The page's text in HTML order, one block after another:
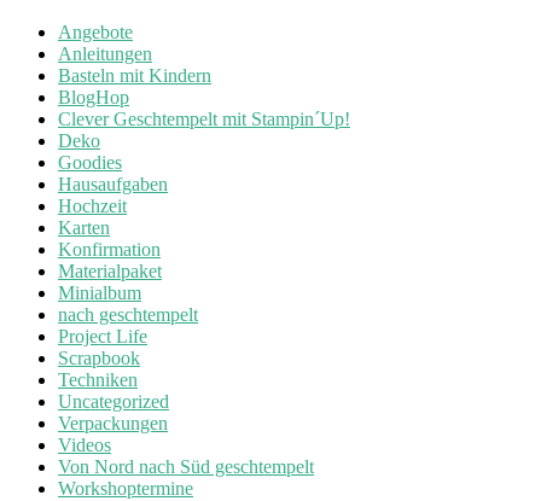
Angebote
Anleitungen
Basteln mit Kindern
BlogHop
Clever Geschtempelt mit Stampin´Up!
Deko
Goodies
Hausaufgaben
Hochzeit
Karten
Konfirmation
Materialpaket
Minialbum
nach geschtempelt
Project Life
Scrapbook
Techniken
Uncategorized
Verpackungen
Videos
Von Nord nach Süd geschtempelt
Workshoptermine